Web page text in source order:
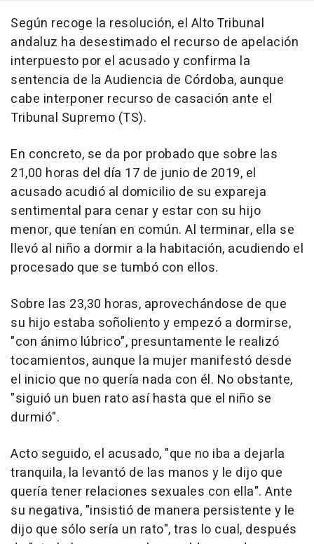
Según recoge la resolución, el Alto Tribunal
andaluz ha desestimado el recurso de apelación
interpuesto por el acusado y confirma la
sentencia de la Audiencia de Córdoba, aunque
cabe interponer recurso de casación ante el
Tribunal Supremo (TS).
En concreto, se da por probado que sobre las
21,00 horas del día 17 de junio de 2019, el
acusado acudió al domicilio de su expareja
sentimental para cenar y estar con su hijo
menor, que tenían en común. Al terminar, ella se
llevó al niño a dormir a la habitación, acudiendo el
procesado que se tumbó con ellos.
Sobre las 23,30 horas, aprovechándose de que
su hijo estaba soñoliento y empezó a dormirse,
"con ánimo lúbrico", presuntamente le realizó
tocamientos, aunque la mujer manifestó desde
el inicio que no quería nada con él. No obstante,
"siguió un buen rato así hasta que el niño se
durmió".
Acto seguido, el acusado, "que no iba a dejarla
tranquila, la levantó de las manos y le dijo que
quería tener relaciones sexuales con ella". Ante
su negativa, "insistió de manera persistente y le
dijo que sólo sería un rato", tras lo cual, después